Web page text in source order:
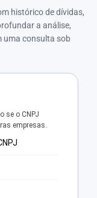
histórico de dívidas,
a análise,
uma consulta sob
se o CNPJ
empresas.